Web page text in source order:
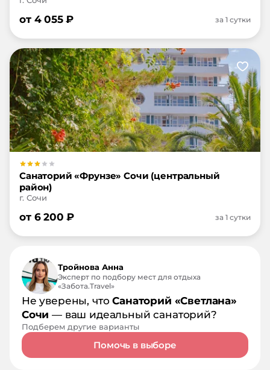
от 4 055₽ за 1 сутки
Санаторий «Фрунзе» Сочи (центральный
район)
г. Сочи
от 6 200 ₽ за 1 сутки
Тройнова Анна
Эксперт по подбору мест для отдыха
«Забота.Travel»
Не уверены, чтоСанаторий «Светлана»
Сочи — ваш идеальный санаторий?
Подберем другие варианты
Помочь в выборе